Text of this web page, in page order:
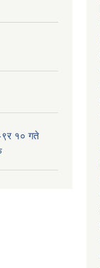
९र १० गते